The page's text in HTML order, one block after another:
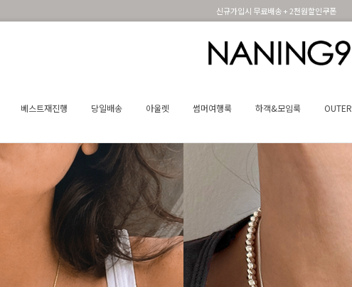
신규가입시 무료배송 + 2천원할인쿠폰
베스트재진행 당일배송 아울렛 썸머여행룩 하객&모임룩 OUTER